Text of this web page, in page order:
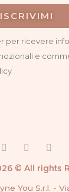
per ricevere
e
ISCRIVIMI
F
c
b
I
s
a
G
o
g
l
© All rights
You S.r.l. -